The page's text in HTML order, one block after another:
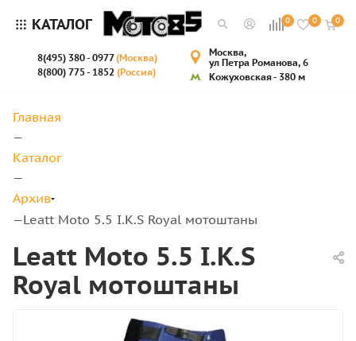
КАТАЛОГ 0 0 0
8(495) 380 - 0977(Москва)
8(800) 775 - 1852 (Россия)
Москва,
ул Петра Романова, 6
Кожуховская - 380 м
Главная
—
Каталог
—
Архив
—Leatt Moto 5.5 I.K.S Royal мотоштаны
Leatt Moto 5.5 I.K.S
Royal мотоштаны